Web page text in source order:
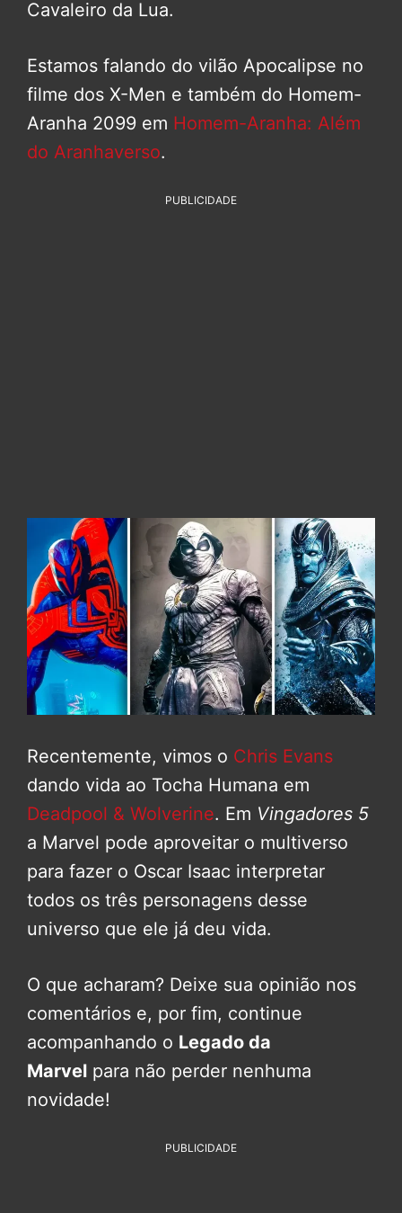
Cavaleiro da Lua.
Estamos falando do vilão Apocalipse no
filme dos X-Men e também do Homem-
Aranha 2099 em Homem-Aranha: Além
do Aranhaverso.
PUBLICIDADE
Recentemente, vimos o Chris Evans
dando vida ao Tocha Humana em
Deadpool & Wolverine. Em Vingadores 5
a Marvel pode aproveitar o multiverso
para fazer o Oscar Isaac interpretar
todos os três personagens desse
universo que ele já deu vida.
O que acharam? Deixe sua opinião nos
comentários e, por fim, continue
acompanhando o Legado da
Marvel para não perder nenhuma
novidade!
PUBLICIDADE